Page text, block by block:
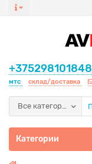
+375298101848
мтс склад/доставка
Все категории
Категории